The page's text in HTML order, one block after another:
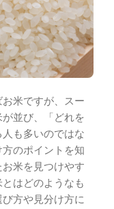
米ですが、スー
並び、「どれを
も多いのではな
のポイントを知
米を見つけやす
はどのようなも
方や見分け方に